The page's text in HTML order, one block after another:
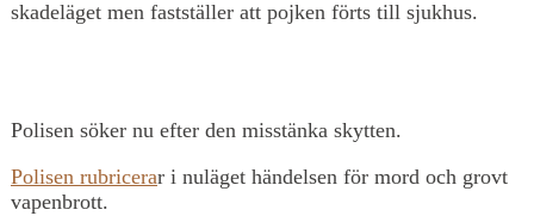
skadeläget men fastställer att pojken förts till sjukhus.
Polisen söker nu efter den misstänka skytten.
Polisen rubricerar i nuläget händelsen för mord och grovt
vapenbrott.